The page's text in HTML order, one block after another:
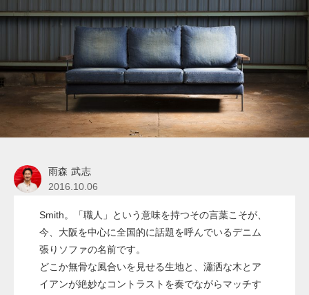
雨森 武志
2016.10.06
Smith。「職人」という意味を持つその言葉こそが、
今、大阪を中心に全国的に話題を呼んでいるデニム
張りソファの名前です。
どこか無骨な風合いを見せる生地と、瀟洒な木とア
イアンが絶妙なコントラストを奏でながらマッチす